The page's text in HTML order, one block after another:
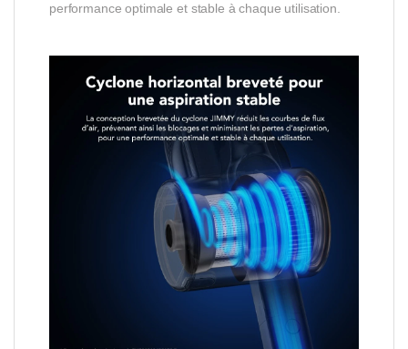
performance optimale et stable à chaque utilisation.